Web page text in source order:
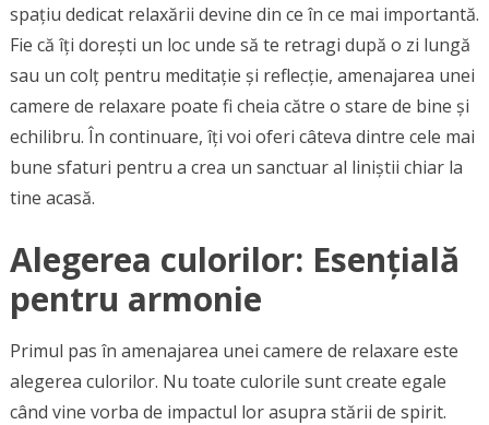
spațiu dedicat relaxării devine din ce în ce mai importantă.
Fie că îți dorești un loc unde să te retragi după o zi lungă
sau un colț pentru meditație și reflecție, amenajarea unei
camere de relaxare poate fi cheia către o stare de bine și
echilibru. În continuare, îți voi oferi câteva dintre cele mai
bune sfaturi pentru a crea un sanctuar al liniștii chiar la
tine acasă.
Alegerea culorilor: Esențială
pentru armonie
Primul pas în amenajarea unei camere de relaxare este
alegerea culorilor. Nu toate culorile sunt create egale
când vine vorba de impactul lor asupra stării de spirit.